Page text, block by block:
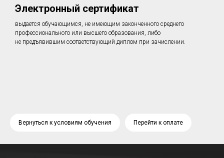
Электронный сертификат
выдается обучающимся, не имеющим законченного среднего
профессионального или высшего образования, либо
не предъявившим соответствующий диплом при зачислении.
Вернуться к условиям обучения Перейти к оплате